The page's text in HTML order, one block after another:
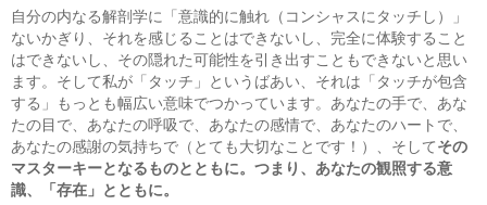
自分の内なる解剖学に「意識的に触れ（コンシャスにタッチし）」
ないかぎり、それを感じることはできないし、完全に体験すること
はできないし、その隠れた可能性を引き出すこともできないと思い
ます。そして私が「タッチ」というばあい、それは「タッチが包含
する」もっとも幅広い意味でつかっています。あなたの手で、あな
たの目で、あなたの呼吸で、あなたの感情で、あなたのハートで、
あなたの感謝の気持ちで（とても大切なことです！）、そしてその
マスターキーとなるものとともに。つまり、あなたの観照する意
識、「存在」とともに。